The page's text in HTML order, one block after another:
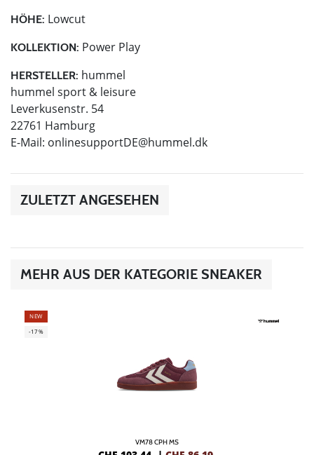
HÖHE: Lowcut
KOLLEKTION: Power Play
HERSTELLER: hummel
hummel sport & leisure
Leverkusenstr. 54
22761 Hamburg
E-Mail: onlinesupportDE@hummel.dk
ZULETZT ANGESEHEN
MEHR AUS DER KATEGORIE SNEAKER
NEW
-17%
VM78 CPH MS